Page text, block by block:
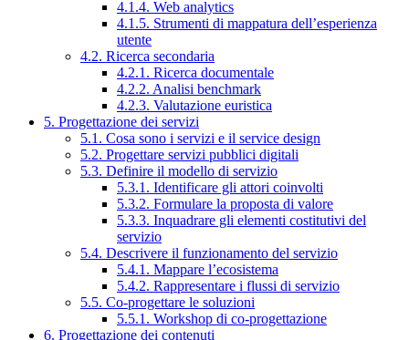
4.1.4. Web analytics
4.1.5. Strumenti di mappatura dell’esperienza
utente
4.2. Ricerca secondaria
4.2.1. Ricerca documentale
4.2.2. Analisi benchmark
4.2.3. Valutazione euristica
5. Progettazione dei servizi
5.1. Cosa sono i servizi e il service design
5.2. Progettare servizi pubblici digitali
5.3. Definire il modello di servizio
5.3.1. Identificare gli attori coinvolti
5.3.2. Formulare la proposta di valore
5.3.3. Inquadrare gli elementi costitutivi del
servizio
5.4. Descrivere il funzionamento del servizio
5.4.1. Mappare l’ecosistema
5.4.2. Rappresentare i flussi di servizio
5.5. Co-progettare le soluzioni
5.5.1. Workshop di co-progettazione
6. Progettazione dei contenuti